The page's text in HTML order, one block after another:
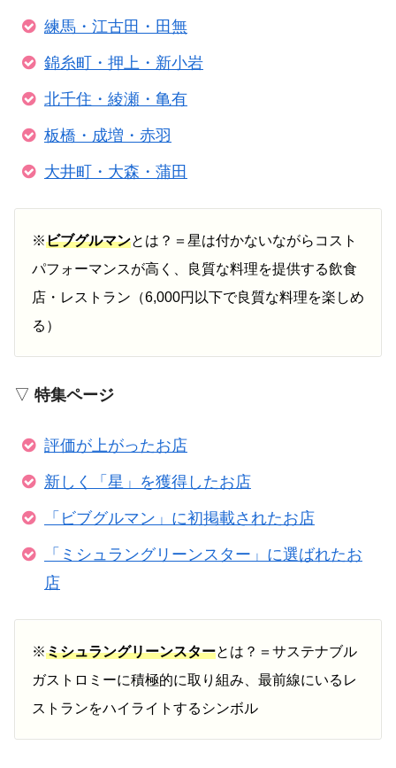
練馬・江古田・田無
錦糸町・押上・新小岩
北千住・綾瀬・亀有
板橋・成増・赤羽
大井町・大森・蒲田
※ビブグルマンとは？＝星は付かないながらコスト
パフォーマンスが高く、良質な料理を提供する飲食
店・レストラン（6,000円以下で良質な料理を楽しめ
る）
▽ 特集ページ
評価が上がったお店
新しく「星」を獲得したお店
「ビブグルマン」に初掲載されたお店
「ミシュラングリーンスター」に選ばれたお
店
※ミシュラングリーンスターとは？＝サステナブル
ガストロミーに積極的に取り組み、最前線にいるレ
ストランをハイライトするシンボル